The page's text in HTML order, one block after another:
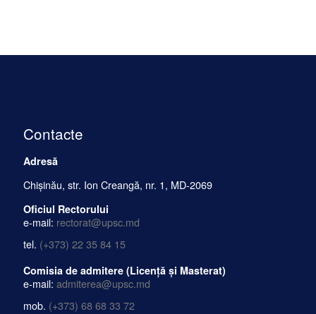
Contacte
Adresă
Chișinău, str. Ion Creangă, nr. 1, MD-2069
Oficiul Rectorului
e-mail: rectorat@upsc.md
tel. (+373) 22 35 84 15
Comisia de admitere (Licență și Masterat)
e-mail: admiterea@upsc.md
mob. (+373) 68 68 33 72